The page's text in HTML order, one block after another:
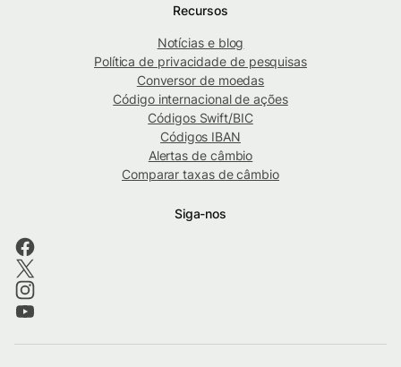
Recursos
Notícias e blog
Política de privacidade de pesquisas
Conversor de moedas
Código internacional de ações
Códigos Swift/BIC
Códigos IBAN
Alertas de câmbio
Comparar taxas de câmbio
Siga-nos